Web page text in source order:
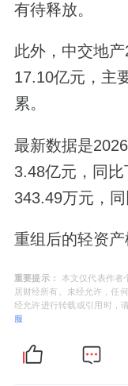
有待释放。
此外，中交地
17.10亿元，主
累。
最新数据是
3.48亿元，同
343.49万元，
重组后的轻资产
重要提示：
本文仅代表作者
居财经所有。未经允许，任
经允许进行转载或引用时，
服